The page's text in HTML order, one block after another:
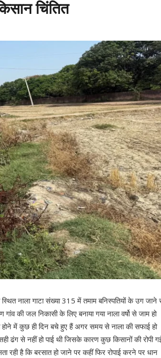
चिंतित
नाला गाटा संख्या 315 में तमाम बनिस्पतियों के उग जाने
की जल निकासी के लिए बनाया गया नाला वर्षो से जाम हो
में कुछ ही दिन बचे हुए हैं अगर समय से नाला की सफाई हो
ढंग से नहीं हो पाई थी जिसके कारण कुछ किसानों की रोपी
रही है कि बरसात हो जाने पर कहीं फिर रोपाई करने पर धान